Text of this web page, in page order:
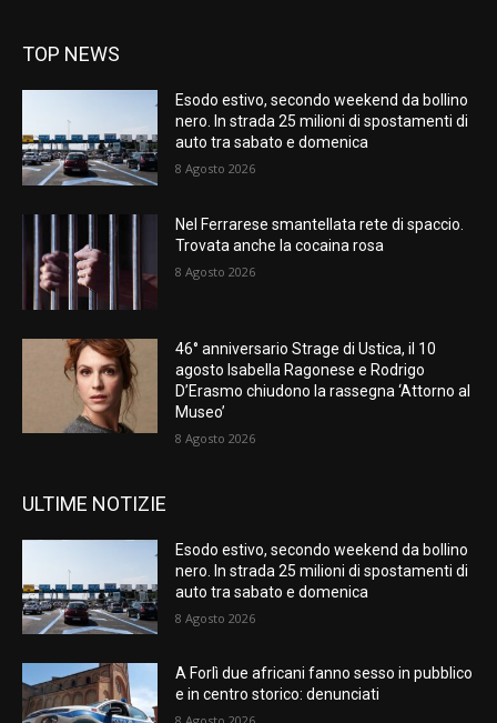
TOP NEWS
Esodo estivo, secondo weekend da bollino
nero. In strada 25 milioni di spostamenti di
auto tra sabato e domenica
8 Agosto 2026
Nel Ferrarese smantellata rete di spaccio.
Trovata anche la cocaina rosa
8 Agosto 2026
46° anniversario Strage di Ustica, il 10
agosto Isabella Ragonese e Rodrigo
D’Erasmo chiudono la rassegna ‘Attorno al
Museo’
8 Agosto 2026
ULTIME NOTIZIE
Esodo estivo, secondo weekend da bollino
nero. In strada 25 milioni di spostamenti di
auto tra sabato e domenica
8 Agosto 2026
A Forlì due africani fanno sesso in pubblico
e in centro storico: denunciati